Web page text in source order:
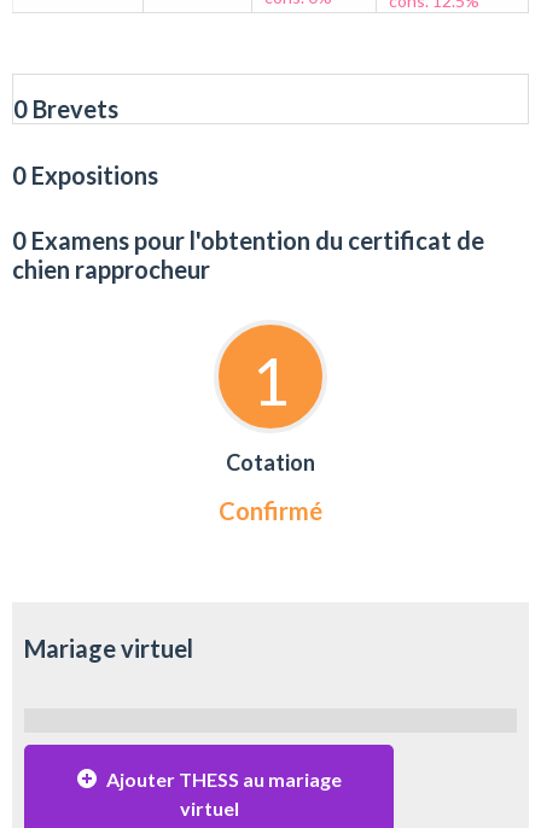
0 Brevets
0 Expositions
0 Examens pour l'obtention du certificat de
chien rapprocheur
1
Cotation
Confirmé
Mariage virtuel
Ajouter THESS au mariage
virtuel